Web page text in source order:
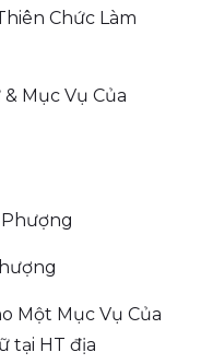
Chức Làm
Mục Vụ Của
Một Mục Vụ Của
tại HT địa